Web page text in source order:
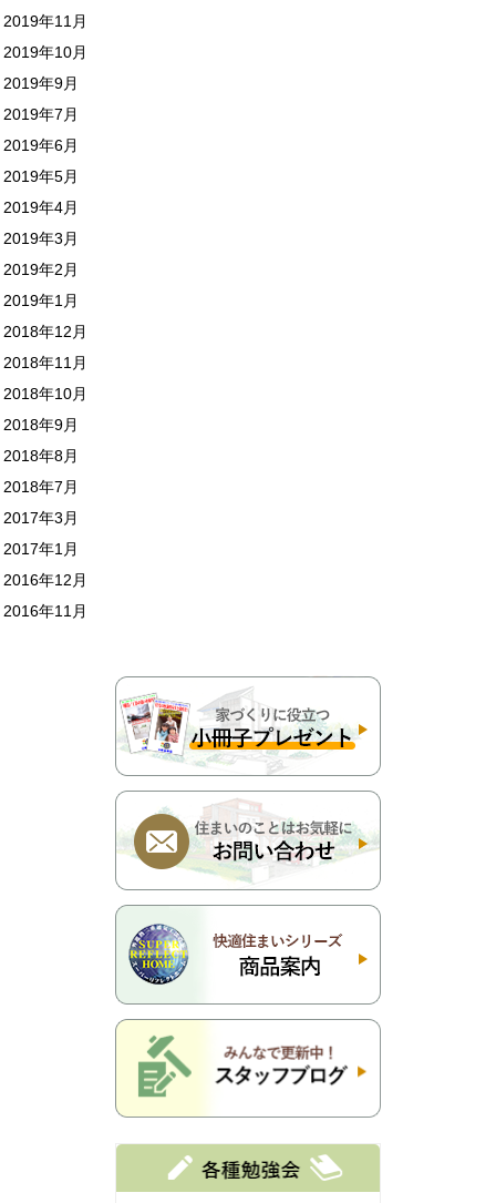
2019年11月
2019年10月
2019年9月
2019年7月
2019年6月
2019年5月
2019年4月
2019年3月
2019年2月
2019年1月
2018年12月
2018年11月
2018年10月
2018年9月
2018年8月
2018年7月
2017年3月
2017年1月
2016年12月
2016年11月